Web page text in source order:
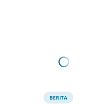
BERITA